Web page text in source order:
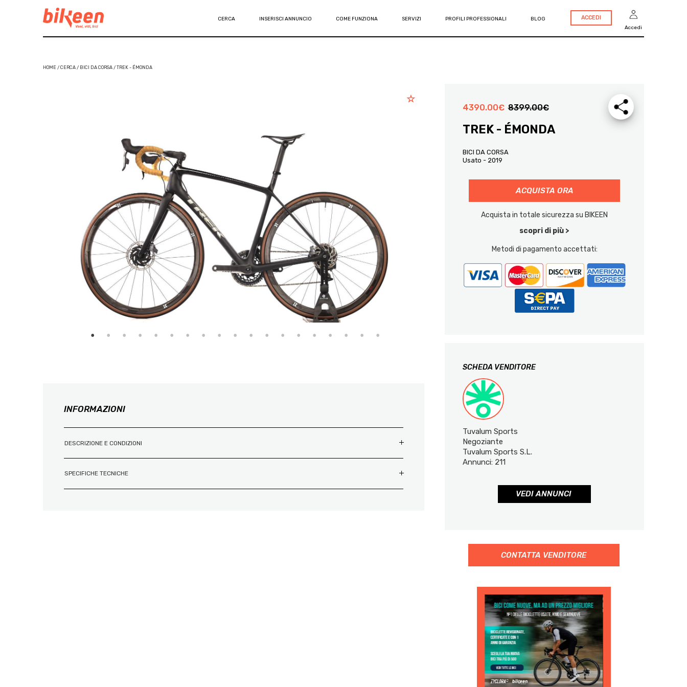
CERCA INSERISCI ANNUNCIO COME FUNZIONA SERVIZI PROFILI PROFESSIONALI BLOG ACCEDI
Accedi
HOME / CERCA / BICI DA CORSA / TREK - ÉMONDA
INFORMAZIONI
DESCRIZIONE E CONDIZIONI
SPECIFICHE TECNICHE
4390.00€ 8399.00€
TREK - ÉMONDA
BICI DA CORSA
Usato - 2019
ACQUISTA ORA
Acquista in totale sicurezza su BIKEEN
scopri di più >
Metodi di pagamento accettati:
SCHEDA VENDITORE
Tuvalum Sports
Negoziante
Tuvalum Sports S.L.
Annunci: 211
VEDI ANNUNCI
CONTATTA VENDITORE